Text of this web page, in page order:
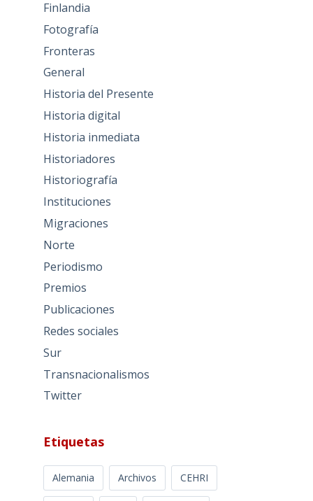
Finlandia
Fotografía
Fronteras
General
Historia del Presente
Historia digital
Historia inmediata
Historiadores
Historiografía
Instituciones
Migraciones
Norte
Periodismo
Premios
Publicaciones
Redes sociales
Sur
Transnacionalismos
Twitter
Etiquetas
Alemania Archivos CEHRI